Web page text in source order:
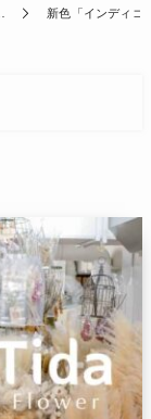
新色「インディゴ